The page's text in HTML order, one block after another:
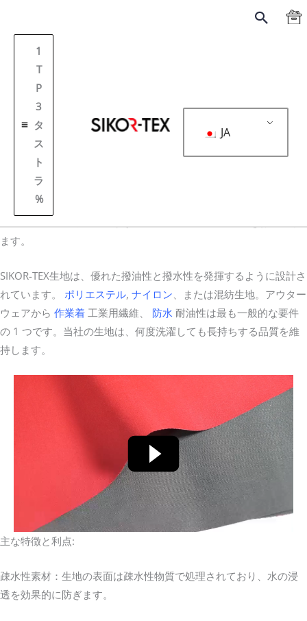
搜
1
T
P
3
タ
ス
ト
ラ
%
JA
撥油ファブリック
撥油ファブリック
優れたオイルと
ます。
SIKOR-TEX生地は、優れた撥油性と撥水性を発揮するように設計さ
れています。 ポリエステル, ナイロン 、または混紡生地。アウター
ウェアから 作業着 工業用繊維、 防水 耐油性は最も一般的な要件
の 1 つです。当社の生地は、何度洗濯しても長持ちする品質を維
持します。
主な特徴と利点:
疎水性素材：生地の表面は疎水性物質で処理されており、水の浸
透を効果的に防ぎます。